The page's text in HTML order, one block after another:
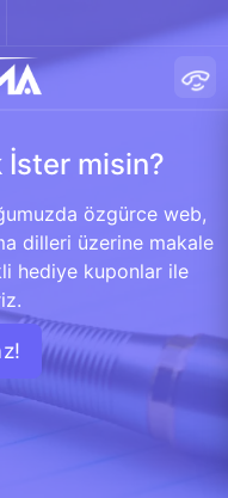
İster misin?
özgürce web,
dilleri üzerine makale
hediye kuponlar ile